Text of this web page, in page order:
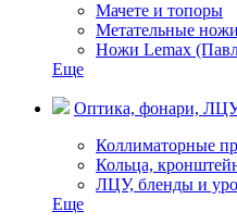
Мачете и топоры
Метательные
Ножи Lemax
Еще
Оптика, фонари,
Коллиматорные
Кольца,
ЛЦУ, бленды и
Еще